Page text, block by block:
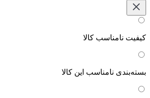
کیفیت نامناسب کالا
بسته‌بندی نامناسب این کالا